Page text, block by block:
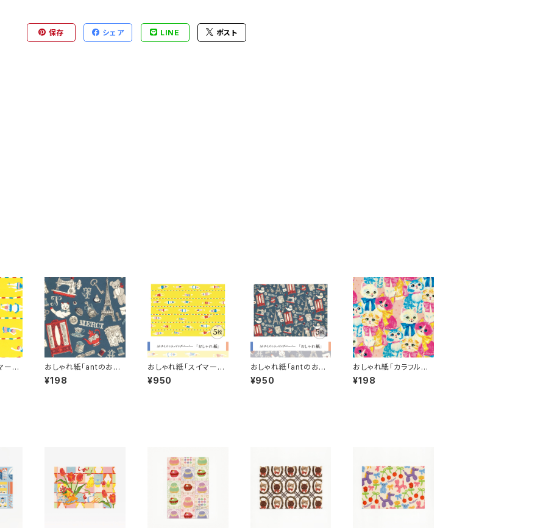
保存 シェア LINE ポスト
マー
おしゃれ紙「antのお部
屋」 A4サイズ １枚 a
nt!ant!!ant!!!
¥198
おしゃれ紙「スイマー
イエロー」 A4サイズ
５枚 ant!ant!!ant!!!
¥950
おしゃれ紙「antのお部
屋」 A4サイズ ５枚 a
nt!ant!!ant!!!
¥950
おしゃれ紙「カラフルネ
コチャン」 A4サイズ １
枚 ant!ant!!ant!!!
¥198